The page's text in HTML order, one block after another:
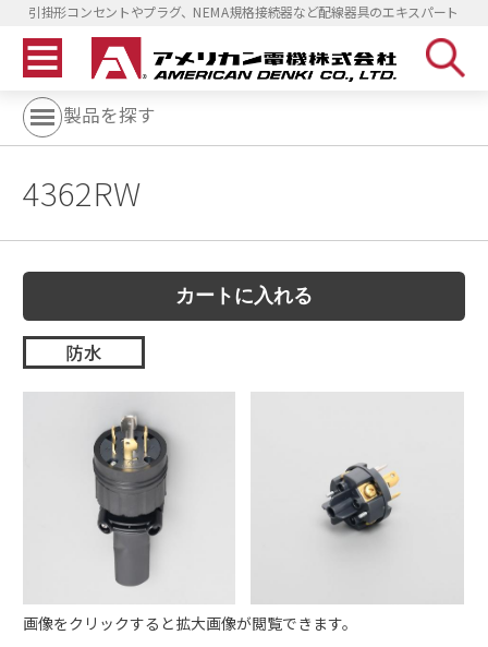
引掛形コンセントやプラグ、NEMA規格接続器など配線器具のエキスパート
製品を探す
4362RW
防水
画像をクリックすると拡大画像が閲覧できます。